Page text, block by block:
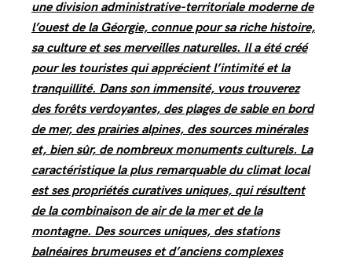
une division administrative-territoriale moderne de
l’ouest de la Géorgie, connue pour sa riche histoire,
sa culture et ses merveilles naturelles. Il a été créé
pour les touristes qui apprécient l’intimité et la
tranquillité. Dans son immensité, vous trouverez
des forêts verdoyantes, des plages de sable en bord
de mer, des prairies alpines, des sources minérales
et, bien sûr, de nombreux monuments culturels. La
caractéristique la plus remarquable du climat local
est ses propriétés curatives uniques, qui résultent
de la combinaison de air de la mer et de la
montagne. Des sources uniques, des stations
balnéaires brumeuses et d’anciens complexes